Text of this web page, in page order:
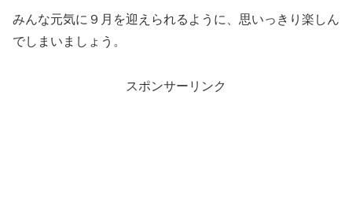
みんな元気に９月を迎えられるように、思いっきり楽しん
でしまいましょう。
スポンサーリンク